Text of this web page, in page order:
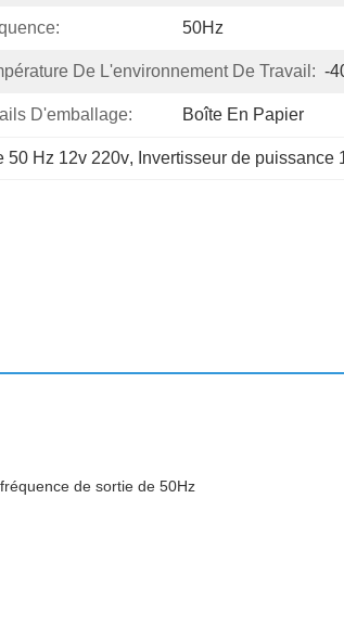
50Hz
De L'environnement De Travail: -
D'emballage: Boîte En Papier
50 Hz 12v 220v, Invertisseur de
de sortie de 50Hz